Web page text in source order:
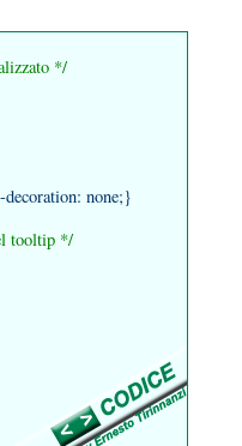
*/
none;}
tooltip */